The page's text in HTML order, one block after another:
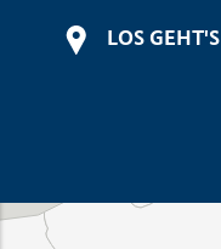
LOS GEHT'S